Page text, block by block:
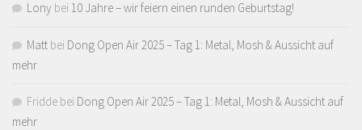
Lony bei 10 Jahre – wir feiern einen runden Geburtstag!
Matt bei Dong Open Air 2025 – Tag 1: Metal, Mosh & Aussicht auf
mehr
Fridde bei Dong Open Air 2025 – Tag 1: Metal, Mosh & Aussicht auf
mehr